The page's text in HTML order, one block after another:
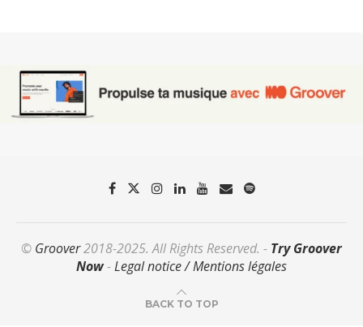
© Groover2018-2025. All Rights Reserved. - Try Groover
Now-Legal notice / Mentions légales
BACK TO TOP